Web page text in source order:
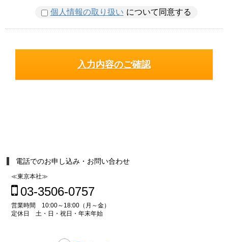
個人情報の取り扱い について同意する
電話でのお申し込み・お問い合わせ
≪東京本社≫
03-3506-0757
営業時間 10:00～18:00（月～金）
定休日 土・日・祝日・年末年始